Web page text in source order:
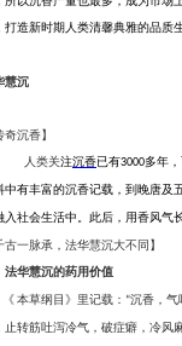
打造新时期人类清馨典雅的品质
慧沉
奇沉香】
人类关注沉香已有3000多年
中有丰富的沉香记载，到晚唐及
入社会生活中。此后，用香风气
古一脉承，法华慧沉大不同】
法华慧沉的药用价值
《本草纲目》里记载： “沉香，气
止转筋吐泻冷气，破症癖，冷风